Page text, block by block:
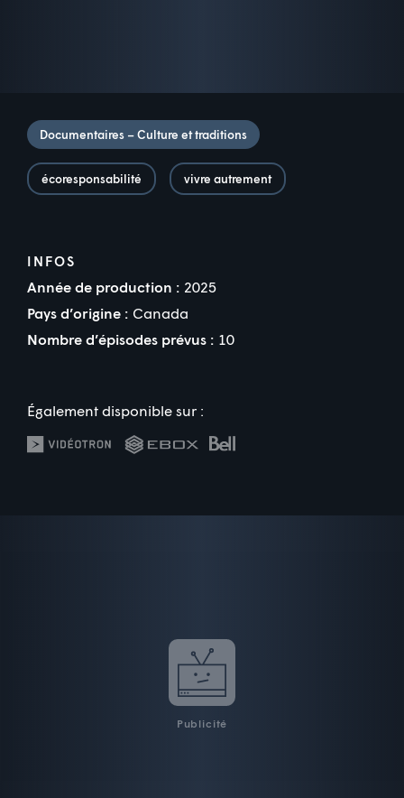
Documentaires – Culture et traditions
écoresponsabilité vivre autrement
INFOS
Année de production : 2025
Pays d’origine : Canada
Nombre d’épisodes prévus : 10
Également disponible sur :
Publicité